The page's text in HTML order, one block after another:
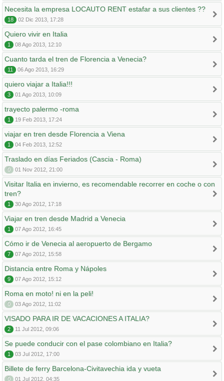
Necesita la empresa LOCAUTO RENT estafar a sus clientes ??
18 02 Dic 2013, 17:28
Quiero vivir en Italia
1 08 Ago 2013, 12:10
Cuanto tarda el tren de Florencia a Venecia?
11 06 Ago 2013, 16:29
quiero viajar a Italia!!!
3 01 Ago 2013, 10:09
trayecto palermo -roma
1 19 Feb 2013, 17:24
viajar en tren desde Florencia a Viena
1 04 Feb 2013, 12:52
Traslado en días Feriados (Cascia - Roma)
0 01 Nov 2012, 21:00
Visitar Italia en invierno, es recomendable recorrer en coche o con
tren?
1 30 Ago 2012, 17:18
Viajar en tren desde Madrid a Venecia
1 07 Ago 2012, 16:45
Cómo ir de Venecia al aeropuerto de Bergamo
7 07 Ago 2012, 15:58
Distancia entre Roma y Nápoles
9 07 Ago 2012, 15:12
Roma en moto! ni en la peli!
0 03 Ago 2012, 11:02
VISADO PARA IR DE VACACIONES A ITALIA?
2 11 Jul 2012, 09:06
Se puede conducir con el pase colombiano en Italia?
1 03 Jul 2012, 17:00
Billete de ferry Barcelona-Civitavechia ida y vueta
0 01 Jul 2012, 04:35